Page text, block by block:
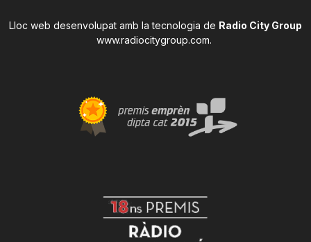
Lloc web desenvolupat amb la tecnologia de Radio City Group
www.radiocitygroup.com.